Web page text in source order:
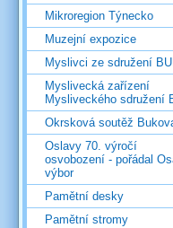
Mikroregion Týnecko
Muzejní expozice
Myslivci ze sdružení
Myslivecká zařízení
Mysliveckého sdružení
Okrsková soutěž
Oslavy 70. výročí
osvobození - pořádal
výbor
Pamětní desky
Pamětní stromy